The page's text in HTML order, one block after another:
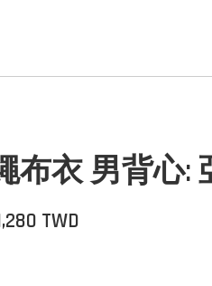
布衣 男背心:
TWD